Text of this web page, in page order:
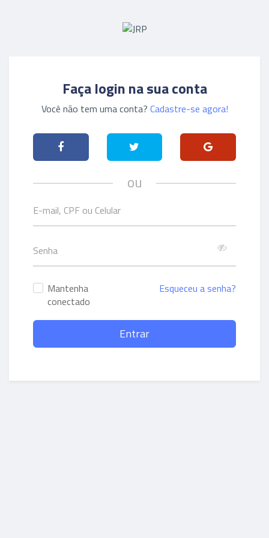
Faça login na sua conta
Você não tem uma conta? Cadastre-se agora!
ou
Mantenha
conectado
Esqueceu a senha?
Entrar